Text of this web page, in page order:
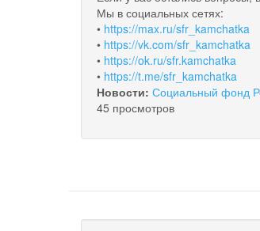
Мы в социальных сетях:
• https://max.ru/sfr_kamchatka
• https://vk.com/sfr_kamchatka
• https://ok.ru/sfr.kamchatka
• https://t.me/sfr_kamchatka
Новости: Социальный фонд
45 просмотров